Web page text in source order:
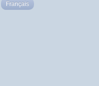
Français